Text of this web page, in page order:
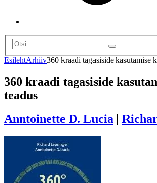
EsilehtArhiiv360 kraadi tagasiside kasutamise
360 kraadi tagasiside
teadus
Anntoinette D. Lucia